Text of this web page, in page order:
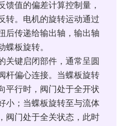
馈值的偏差计算控制量，
转。电机的旋转运动通过
后传递给输出轴，输出轴
蝶板旋转。
关键启闭部件，通常呈圆
杆偏心连接。当蝶板旋转
平行时，阀门处于全开状
小；当蝶板旋转至与流体
阀门处于全关状态，此时